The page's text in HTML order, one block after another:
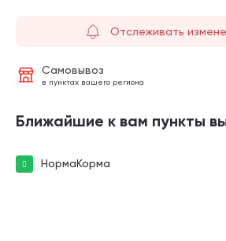
Отслеживать
Самовывоз
в пунктах вашего региона
Ближайшие к вам пункты
НормаКорма